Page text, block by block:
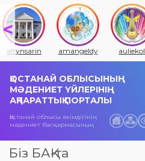
altynsarin amangeldy auliekol
ҚОСТАНАЙ ОБЛЫСЫНЫҢ
МӘДЕНИЕТ ҮЙЛЕРІНІҢ
АҚПАРАТТЫҚ ПОРТАЛЫ
Қостанай облысы әкімдігінің
мәдениет басқармасының
Біз БАҚ-та